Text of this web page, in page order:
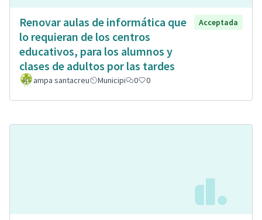
Renovar aulas de informática que
lo requieran de los centros
educativos, para los alumnos y
clases de adultos por las tardes
Acceptada
ampa santacreu Municipi 0 0